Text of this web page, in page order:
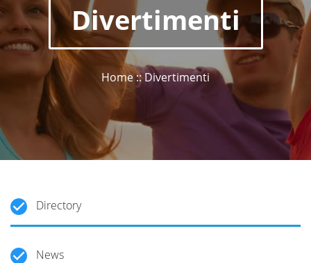
Divertimenti
Home :: Divertimenti
Directory
News